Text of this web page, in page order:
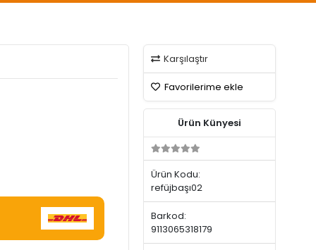
Karşılaştır
Favorilerime ekle
Ürün Künyesi
Ürün Kodu:
refüjbaşı02
Barkod:
9113065318179